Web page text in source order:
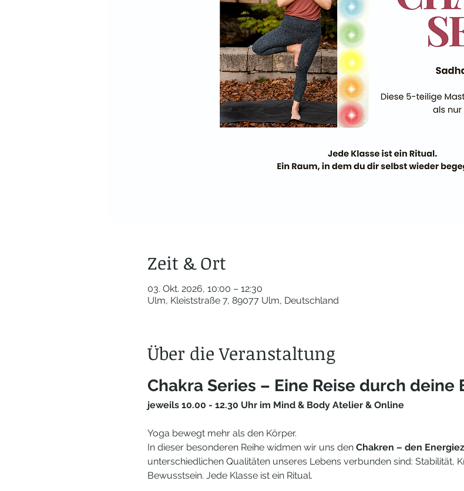
Zeit & Ort
03. Okt. 2026, 10:00 – 12:30
Ulm, Kleiststraße 7, 89077 Ulm, Deutschland
Über die Veranstaltung
Chakra Series – Eine Reise durch deine
jeweils 10.00 - 12.30 Uhr im Mind & Body Atelier & Online
Yoga bewegt mehr als den Körper.
In dieser besonderen Reihe widmen wir uns den Chakren – den
unterschiedlichen Qualitäten unseres Lebens verbunden sind: Stabilität,
Bewusstsein. Jede Klasse ist ein Ritual.